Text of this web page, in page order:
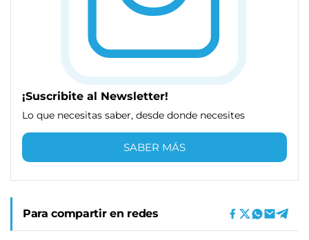
¡Suscribite al Newsletter!
Lo que necesitas saber, desde donde necesites
SABER MÁS
Para compartir en redes